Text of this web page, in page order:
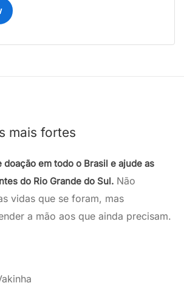
mais fortes
em todo o Brasil e ajude as
do Rio Grande do Sul. Não
vidas que se foram, mas
a mão aos que ainda precisam.